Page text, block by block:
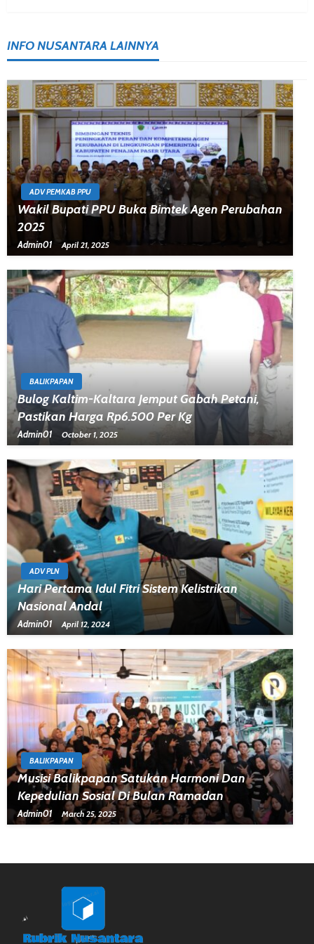
INFO NUSANTARA LAINNYA
ADV PEMKAB PPU
Wakil Bupati PPU Buka Bimtek Agen Perubahan
2025
Admin01 April 21, 2025
BALIKPAPAN
Bulog Kaltim-Kaltara Jemput Gabah Petani,
Pastikan Harga Rp6.500 Per Kg
Admin01 October 1, 2025
ADV PLN
Hari Pertama Idul Fitri Sistem Kelistrikan
Nasional Andal
Admin01 April 12, 2024
BALIKPAPAN
Musisi Balikpapan Satukan Harmoni Dan
Kepedulian Sosial Di Bulan Ramadan
Admin01 March 25, 2025